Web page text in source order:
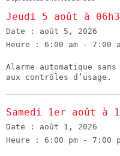
Jeudi 5 août à
Date : août 5, 2026
Heure : 6:00 am - 7:00
Alarme automatique
aux contrôles d’usage.
Samedi 1er août à
Date : août 1, 2026
Heure : 6:00 pm - 7:00